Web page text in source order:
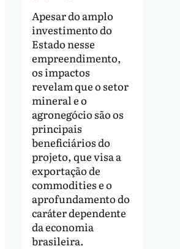
Apesar do amplo
investimento do
Estado nesse
empreendimento,
os impactos
revelam que o setor
mineral e o
agronegócio são os
principais
beneficiários do
projeto, que visa a
exportação de
commodities e o
aprofundamento do
caráter dependente
da economia
brasileira.